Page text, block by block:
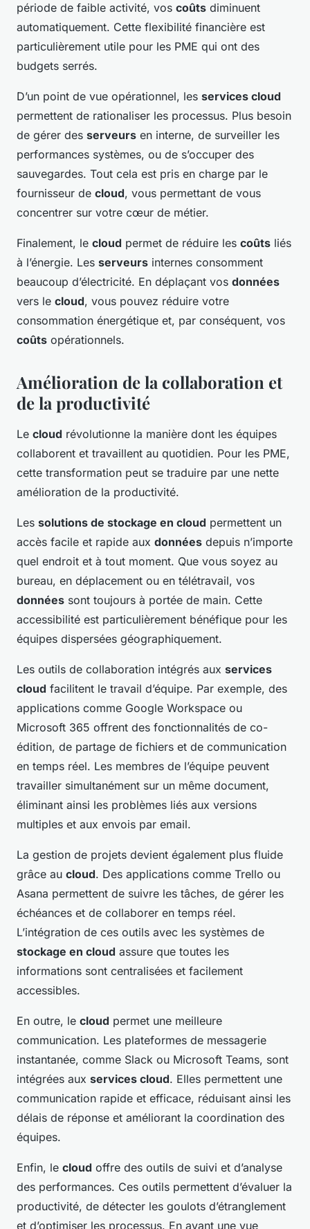
période de faible activité, vos coûts diminuent
automatiquement. Cette flexibilité financière est
particulièrement utile pour les PME qui ont des
budgets serrés.
D’un point de vue opérationnel, les services cloud
permettent de rationaliser les processus. Plus besoin
de gérer des serveurs en interne, de surveiller les
performances systèmes, ou de s’occuper des
sauvegardes. Tout cela est pris en charge par le
fournisseur de cloud, vous permettant de vous
concentrer sur votre cœur de métier.
Finalement, le cloud permet de réduire les coûts liés
à l’énergie. Les serveurs internes consomment
beaucoup d’électricité. En déplaçant vos données
vers le cloud, vous pouvez réduire votre
consommation énergétique et, par conséquent, vos
coûts opérationnels.
Amélioration de la collaboration et
de la productivité
Le cloud révolutionne la manière dont les équipes
collaborent et travaillent au quotidien. Pour les PME,
cette transformation peut se traduire par une nette
amélioration de la productivité.
Les solutions de stockage en cloud permettent un
accès facile et rapide aux données depuis n’importe
quel endroit et à tout moment. Que vous soyez au
bureau, en déplacement ou en télétravail, vos
données sont toujours à portée de main. Cette
accessibilité est particulièrement bénéfique pour les
équipes dispersées géographiquement.
Les outils de collaboration intégrés aux services
cloud facilitent le travail d’équipe. Par exemple, des
applications comme Google Workspace ou
Microsoft 365 offrent des fonctionnalités de co-
édition, de partage de fichiers et de communication
en temps réel. Les membres de l’équipe peuvent
travailler simultanément sur un même document,
éliminant ainsi les problèmes liés aux versions
multiples et aux envois par email.
La gestion de projets devient également plus fluide
grâce au cloud. Des applications comme Trello ou
Asana permettent de suivre les tâches, de gérer les
échéances et de collaborer en temps réel.
L’intégration de ces outils avec les systèmes de
stockage en cloud assure que toutes les
informations sont centralisées et facilement
accessibles.
En outre, le cloud permet une meilleure
communication. Les plateformes de messagerie
instantanée, comme Slack ou Microsoft Teams, sont
intégrées aux services cloud. Elles permettent une
communication rapide et efficace, réduisant ainsi les
délais de réponse et améliorant la coordination des
équipes.
Enfin, le cloud offre des outils de suivi et d’analyse
des performances. Ces outils permettent d’évaluer la
productivité, de détecter les goulots d’étranglement
et d’optimiser les processus. En ayant une vue